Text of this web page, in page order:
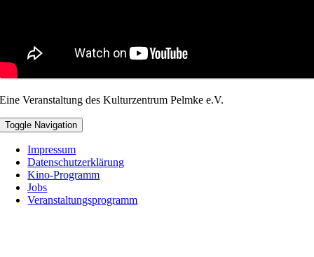
Eine Veranstaltung des Kulturzentrum Pelmke e.V.
Toggle Navigation
Impressum
Datenschutzerklärung
Kino-Programm
Jobs
Veranstaltungsprogramm